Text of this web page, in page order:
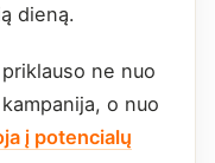
dieną.
ne nuo
o nuo
į potencialų